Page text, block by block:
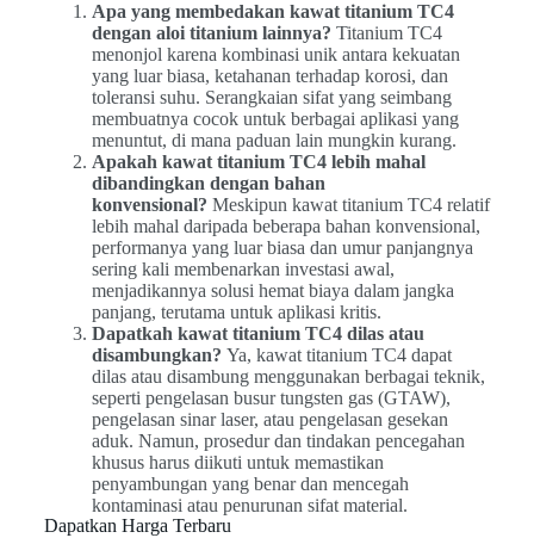
Apa yang membedakan kawat titanium TC4
dengan aloi titanium lainnya? Titanium TC4
menonjol karena kombinasi unik antara kekuatan
yang luar biasa, ketahanan terhadap korosi, dan
toleransi suhu. Serangkaian sifat yang seimbang
membuatnya cocok untuk berbagai aplikasi yang
menuntut, di mana paduan lain mungkin kurang.
Apakah kawat titanium TC4 lebih mahal
dibandingkan dengan bahan
konvensional? Meskipun kawat titanium TC4 relatif
lebih mahal daripada beberapa bahan konvensional,
performanya yang luar biasa dan umur panjangnya
sering kali membenarkan investasi awal,
menjadikannya solusi hemat biaya dalam jangka
panjang, terutama untuk aplikasi kritis.
Dapatkah kawat titanium TC4 dilas atau
disambungkan? Ya, kawat titanium TC4 dapat
dilas atau disambung menggunakan berbagai teknik,
seperti pengelasan busur tungsten gas (GTAW),
pengelasan sinar laser, atau pengelasan gesekan
aduk. Namun, prosedur dan tindakan pencegahan
khusus harus diikuti untuk memastikan
penyambungan yang benar dan mencegah
kontaminasi atau penurunan sifat material.
Dapatkan Harga Terbaru